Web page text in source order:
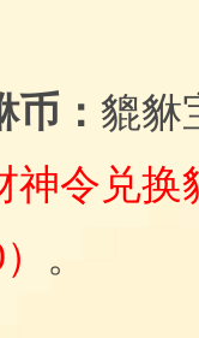
： 貔貅
神令兑换
。